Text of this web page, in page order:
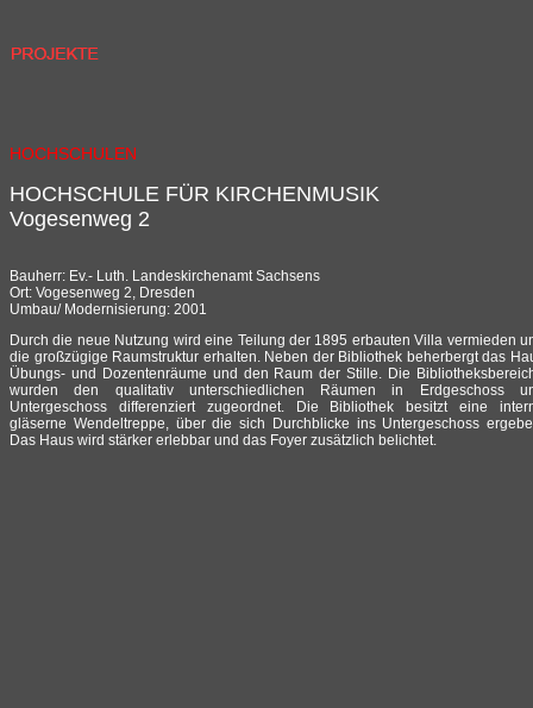
HOCHSCHULEN
HOCHSCHULE FÜR KIRCHENMUSIK
Vogesenweg 2
Bauherr: Ev.- Luth. Landeskirchenamt Sachsens
Ort: Vogesenweg 2, Dresden
Umbau/ Modernisierung: 2001
Durch die neue Nutzung wird eine Teilung der 1895 erbauten Villa vermieden
die großzügige Raumstruktur erhalten. Neben der Bibliothek beherbergt das
Übungs- und Dozentenräume und den Raum der Stille. Die
wurden den qualitativ unterschiedlichen Räumen in Erdgeschoss
Untergeschoss differenziert zugeordnet. Die Bibliothek besitzt eine
gläserne Wendeltreppe, über die sich Durchblicke ins Untergeschoss
Das Haus wird stärker erlebbar und das Foyer zusätzlich belichtet.